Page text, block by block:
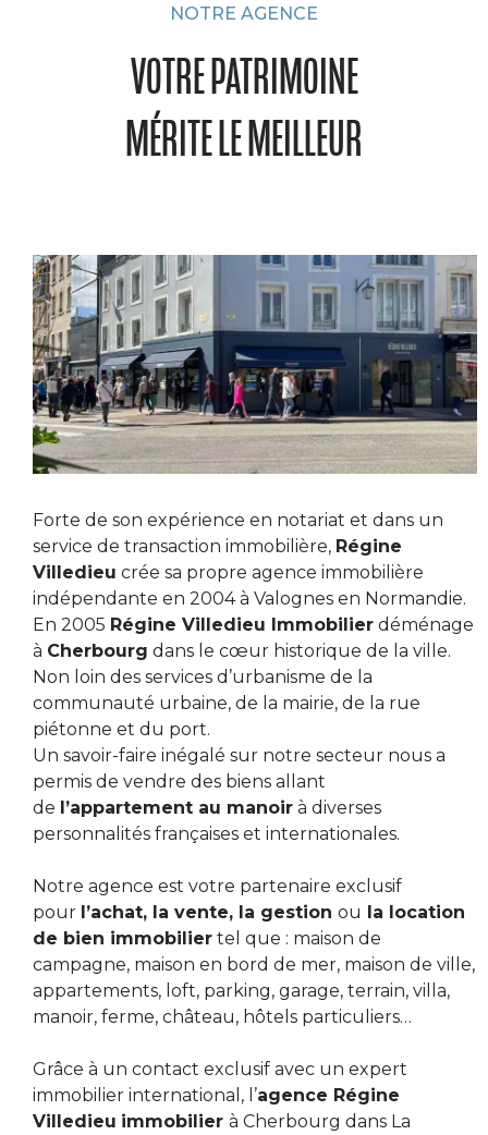
NOTRE AGENCE
VOTRE PATRIMOINE
MÉRITE LE MEILLEUR
Forte de son expérience en notariat et dans un
service de transaction immobilière, Régine
Villedieu crée sa propre agence immobilière
indépendante en 2004 à Valognes en Normandie.
En 2005 Régine Villedieu Immobilier déménage
à Cherbourg dans le cœur historique de la ville.
Non loin des services d’urbanisme de la
communauté urbaine, de la mairie, de la rue
piétonne et du port.
Un savoir-faire inégalé sur notre secteur nous a
permis de vendre des biens allant
de l’appartement au manoir à diverses
personnalités françaises et internationales.
Notre agence est votre partenaire exclusif
pour l’achat, la vente, la gestion ou
la location
de bien immobilier tel que : maison de
campagne, maison en bord de mer, maison de ville,
appartements, loft, parking, garage, terrain, villa,
manoir, ferme, château, hôtels particuliers…
Grâce à un contact exclusif avec un expert
immobilier international, l’agence Régine
Villedieu immobilier à Cherbourg dans La